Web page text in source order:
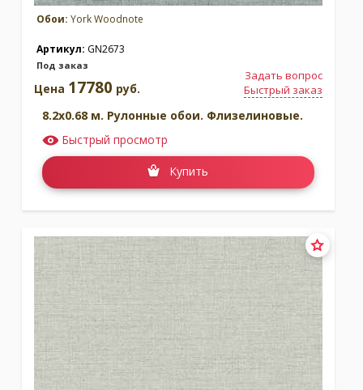
Обои: York Woodnote
Артикул: GN2673
Под заказ
Задать вопрос
Быстрый заказ
Цена 17780 руб.
8.2x0.68 м. Рулонные обои. Флизелиновые.
Быстрый просмотр
Купить